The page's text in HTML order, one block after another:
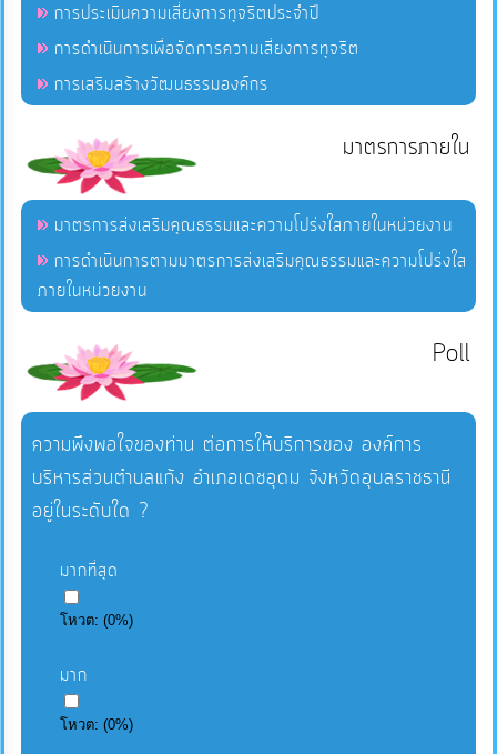
การประเมินความเสี่ยงการทุจริตประจำปี
การดำเนินการเพื่อจัดการความเสี่ยงการทุจริต
การเสริมสร้างวัฒนธรรมองค์กร
มาตรการภายใน
มาตรการส่งเสริมคุณธรรมและความโปร่งใสภายในหน่วยงาน
การดำเนินการตามมาตรการส่งเสริมคุณธรรมและความโปร่งใส
ภายในหน่วยงาน
Poll
ความพึงพอใจของท่าน ต่อการให้บริการของ องค์การ
บริหารส่วนตำบลแก้ง อำเภอเดชอุดม จังหวัดอุบลราชธานี
อยู่ในระดับใด ?
มากที่สุด
โหวต:(0%)
มาก
โหวต:(0%)